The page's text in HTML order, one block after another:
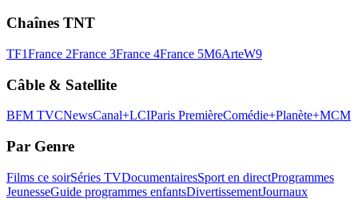
Chaînes TNT
TF1France 2France 3France 4France 5M6ArteW9
Câble & Satellite
BFM TVCNewsCanal+LCIParis PremièreComédie+Planète+MCM
Par Genre
Films ce soirSéries TVDocumentairesSport en directProgrammes
JeunesseGuide programmes enfantsDivertissementJournaux